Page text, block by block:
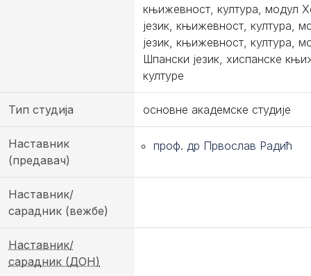
књижевност, култура, модул
језик, књижевност, култура,
језик, књижевност, култура,
Шпански језик, хиспанске
културе
Тип студија основне академске студије
Наставник
(предавач)
проф. др Првослав Радић
Наставник/
сарадник (вежбе)
Наставник/
сарадник (ДОН)